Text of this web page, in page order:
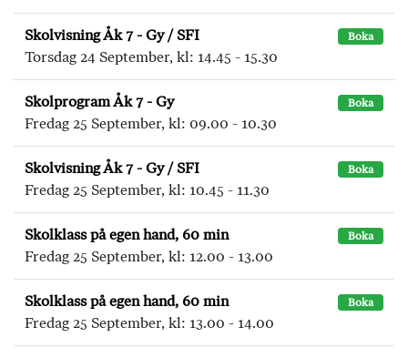
Skolvisning Åk 7 - Gy / SFI Boka
Torsdag 24 September, kl: 14.45 - 15.30
Skolprogram Åk 7 - Gy Boka
Fredag 25 September, kl: 09.00 - 10.30
Skolvisning Åk 7 - Gy / SFI Boka
Fredag 25 September, kl: 10.45 - 11.30
Skolklass på egen hand, 60 min Boka
Fredag 25 September, kl: 12.00 - 13.00
Skolklass på egen hand, 60 min Boka
Fredag 25 September, kl: 13.00 - 14.00